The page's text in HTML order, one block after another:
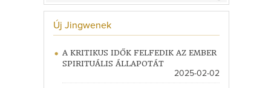
Új Jingwenek
A KRITIKUS IDŐK FELFEDIK AZ EMBER
SPIRITUÁLIS ÁLLAPOTÁT
2025-02-02